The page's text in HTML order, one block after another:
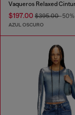
$197.00 $395.00-50%
AZUL OSCURO